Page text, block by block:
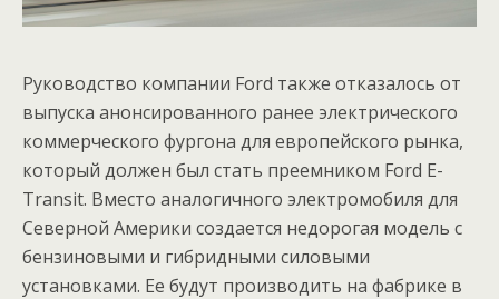
Руководство компании Ford также отказалось от
выпуска анонсированного ранее электрического
коммерческого фургона для европейского рынка,
который должен был стать преемником Ford E-
Transit. Вместо аналогичного электромобиля для
Северной Америки создается недорогая модель с
бензиновыми и гибридными силовыми
установками. Ее будут производить на фабрике в